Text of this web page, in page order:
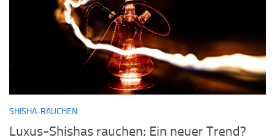
SHISHA-RAUCHEN
Luxus-Shishas rauchen: Ein neuer Trend?